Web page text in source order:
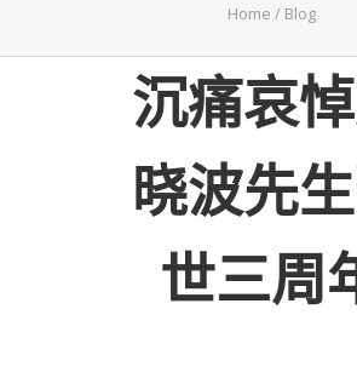
Home / Blog
沉痛哀
晓波先
世三周